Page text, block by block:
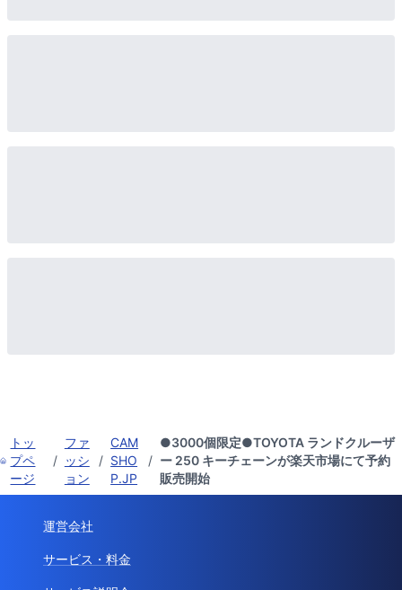
トッ
プペ
ージ
/
ファ
ッシ
ョン
/
CAM
SHO
P.JP
/
●3000個限定●TOYOTA ランドクルーザ
ー 250 キーチェーンが楽天市場にて予約
販売開始
運営会社
サービス・料金